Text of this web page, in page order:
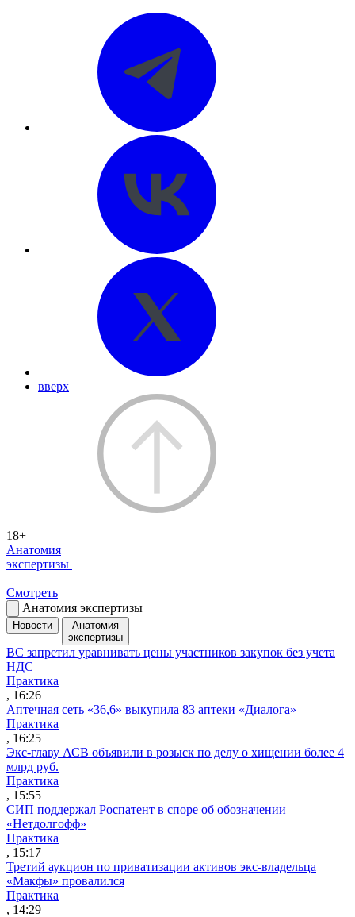
вверх
18+
Анатомия
экспертизы
Смотреть
Анатомия экспертизы
Новости
Анатомия
экспертизы
ВС запретил уравнивать цены участников закупок без учета
НДС
Практика
, 16:26
Аптечная сеть «36,6» выкупила 83 аптеки «Диалога»
Практика
, 16:25
Экс-главу АСВ объявили в розыск по делу о хищении более 4
млрд руб.
Практика
, 15:55
СИП поддержал Роспатент в споре об обозначении
«Нетдолгофф»
Практика
, 15:17
Третий аукцион по приватизации активов экс-владельца
«Макфы» провалился
Практика
, 14:29